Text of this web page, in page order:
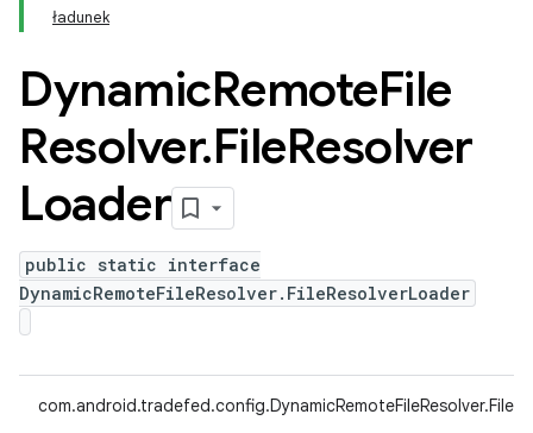
ładunek
DynamicRemoteFile
Resolver.FileResolver
Loader
public static interface
DynamicRemoteFileResolver.FileResolverLoader